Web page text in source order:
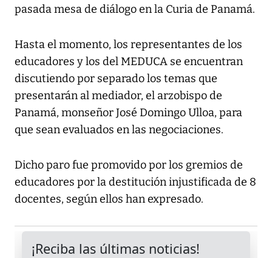
pasada mesa de diálogo en la Curia de Panamá.
Hasta el momento, los representantes de los
educadores y los del MEDUCA se encuentran
discutiendo por separado los temas que
presentarán al mediador, el arzobispo de
Panamá, monseñor José Domingo Ulloa, para
que sean evaluados en las negociaciones.
Dicho paro fue promovido por los gremios de
educadores por la destitución injustificada de 8
docentes, según ellos han expresado.